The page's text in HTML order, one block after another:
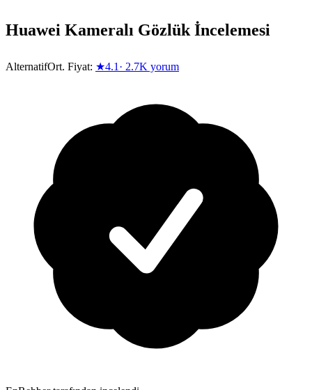
Huawei Kameralı Gözlük İncelemesi
AlternatifOrt. Fiyat: ★4.1 · 2.7K yorum